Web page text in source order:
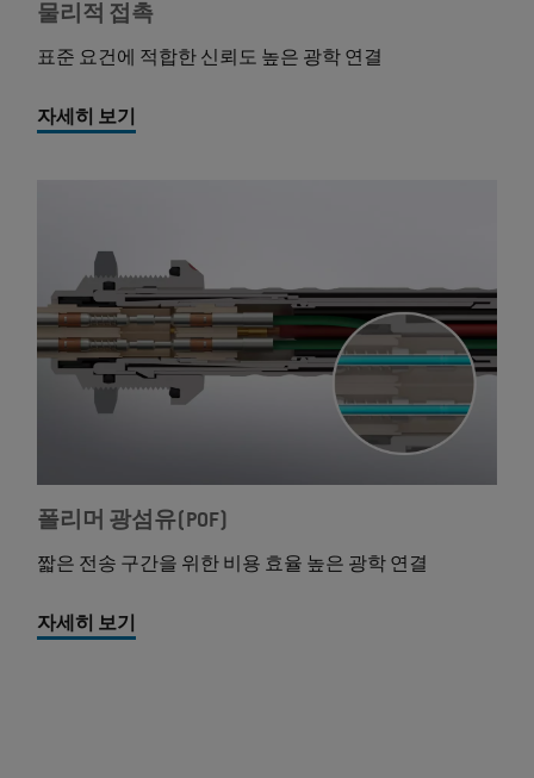
물리적 접촉
표준 요건에 적합한 신뢰도 높은 광학 연결
자세히 보기
폴리머 광섬유(POF)
짧은 전송 구간을 위한 비용 효율 높은 광학 연결
자세히 보기